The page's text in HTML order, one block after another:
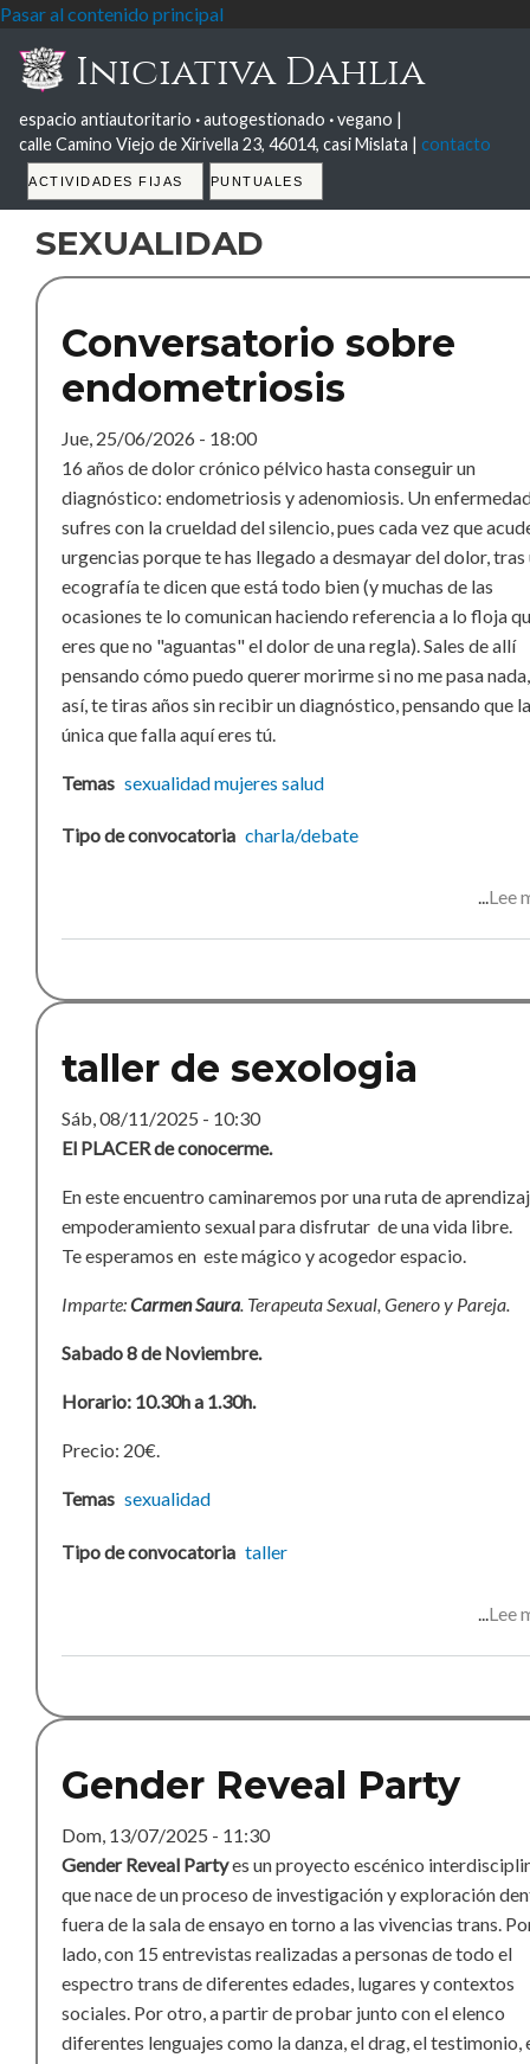
Pasar al contenido principal
Iniciativa Dahlia
espacio antiautoritario ·autogestionado ·vegano |
calle Camino Viejo de Xirivella 23, 46014, casi Mislata | contacto
Tabs
ACTIVIDADES FIJAS PUNTUALES
sexualidad
Conversatorio sobre
endometriosis
Jue, 25/06/2026 - 18:00
16 años de dolor crónico pélvico hasta conseguir un
diagnóstico: endometriosis y adenomiosis. Un
sufres con la crueldad del silencio, pues cada vez que
urgencias porque te has llegado a desmayar del dolor, tras
ecografía te dicen que está todo bien (y muchas de las
ocasiones te lo comunican haciendo referencia a lo floja
eres que no "aguantas" el dolor de una regla). Sales de allí
pensando cómo puedo querer morirme si no me pasa
así, te tiras años sin recibir un diagnóstico, pensando que la
única que falla aquí eres tú.
Temas sexualidadmujeres salud
Tipo de convocatoria charla/debate
Lee
taller de sexologia
Sáb, 08/11/2025 - 10:30
El PLACER de conocerme.
En este encuentro caminaremos por una ruta de
empoderamiento sexual para disfrutar de una vida libre.
Te esperamos en este mágico y acogedor espacio.
Imparte:Carmen Saura. Terapeuta Sexual, Genero y Pareja.
Sabado 8 de Noviembre.
Horario: 10.30h a 1.30h.
Precio: 20€.
Temas sexualidad
Tipo de convocatoria taller
Lee
Gender Reveal Party
Dom, 13/07/2025 - 11:30
Gender Reveal Partyes un proyecto escénico
que nace de un proceso de investigación y exploración
fuera de la sala de ensayo en torno a las vivencias trans.
lado, con 15 entrevistas realizadas a personas de todo el
espectro trans de diferentes edades, lugares y contextos
sociales. Por otro, a partir de probar junto con el elenco
diferentes lenguajes como la danza, el drag, el testimonio,